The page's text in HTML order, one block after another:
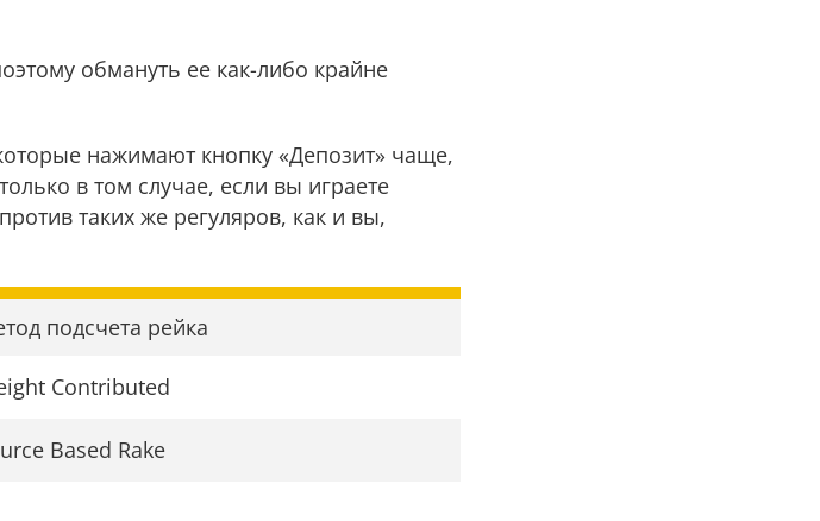
обмануть ее как-либо крайне
нажимают кнопку «Депозит» чаще,
в том случае, если вы играете
таких же регуляров, как и вы,
подсчета рейка
Contributed
Based Rake